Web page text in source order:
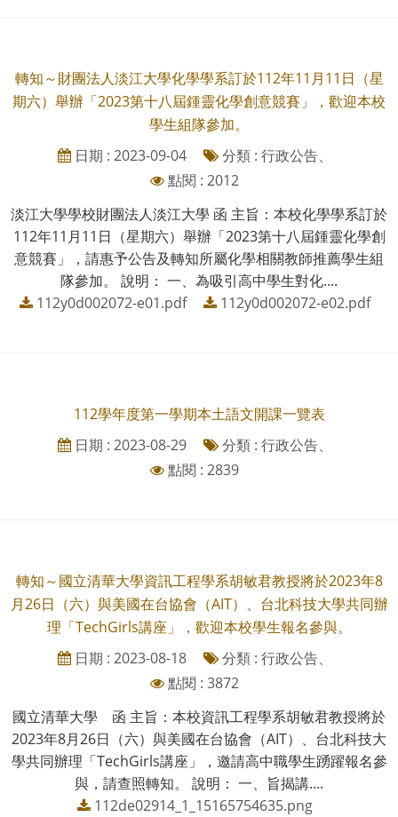
轉知～財團法人淡江大學化學學系訂於112年11月11日（星
期六）舉辦「2023第十八屆鍾靈化學創意競賽」，歡迎本校
學生組隊參加。
日期 : 2023-09-04
分類 : 行政公告、
點閱 : 2012
淡江大學學校財團法人淡江大學 函 主旨：本校化學學系訂於
112年11月11日（星期六）舉辦「2023第十八屆鍾靈化學創
意競賽」，請惠予公告及轉知所屬化學相關教師推薦學生組
隊參加。 說明： 一、為吸引高中學生對化....
112y0d002072-e01.pdf
112y0d002072-e02.pdf
112學年度第一學期本土語文開課一覽表
日期 : 2023-08-29
分類 : 行政公告、
點閱 : 2839
轉知～國立清華大學資訊工程學系胡敏君教授將於2023年8
月26日（六）與美國在台協會（AIT）、台北科技大學共同辦
理「TechGirls講座」，歡迎本校學生報名參與。
日期 : 2023-08-18
分類 : 行政公告、
點閱 : 3872
國立清華大學 函 主旨：本校資訊工程學系胡敏君教授將於
2023年8月26日（六）與美國在台協會（AIT）、台北科技大
學共同辦理「TechGirls講座」，邀請高中職學生踴躍報名參
與，請查照轉知。 說明： 一、旨揭講....
112de02914_1_15165754635.png